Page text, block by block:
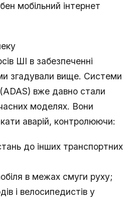
мобільний інтернет
ШІ в забезпеченні
згадували вище. Системи
(ADAS) вже давно стали
моделях. Вони
аварій, контролюючи:
до інших транспортних
в межах смуги руху;
і велосипедистів у